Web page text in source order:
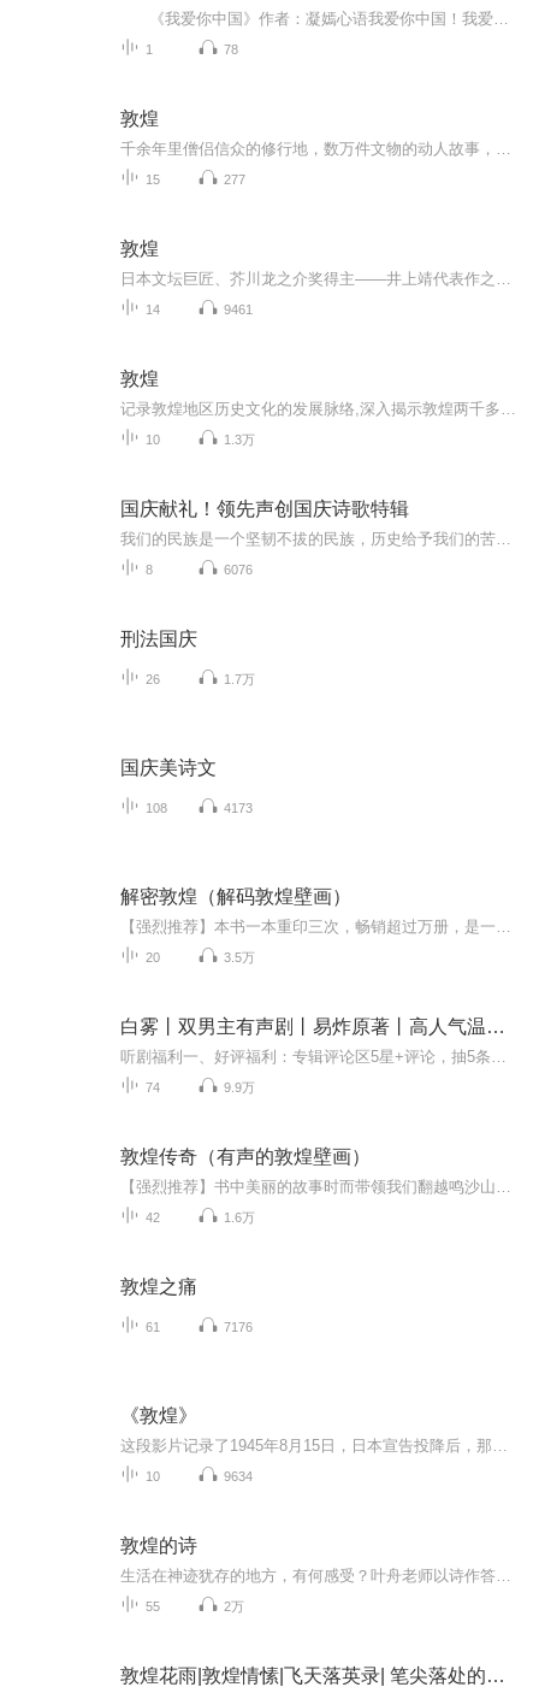
1 78
敦煌
15 277
敦煌
14 9461
敦煌
10 1.3万
国庆献礼！领先声创国庆诗歌特辑
8 6076
刑法国庆
26 1.7万
国庆美诗文
108 4173
解密敦煌（解码敦煌壁画）
20 3.5万
白雾丨双男主有声剧丨易炸原著丨高人气温柔治愈救赎
74 9.9万
敦煌传奇（有声的敦煌壁画）
42 1.6万
敦煌之痛
61 7176
《敦煌》
10 9634
敦煌的诗
55 2万
敦煌花雨|敦煌情愫|飞天落英录| 笔尖落处的敦煌心